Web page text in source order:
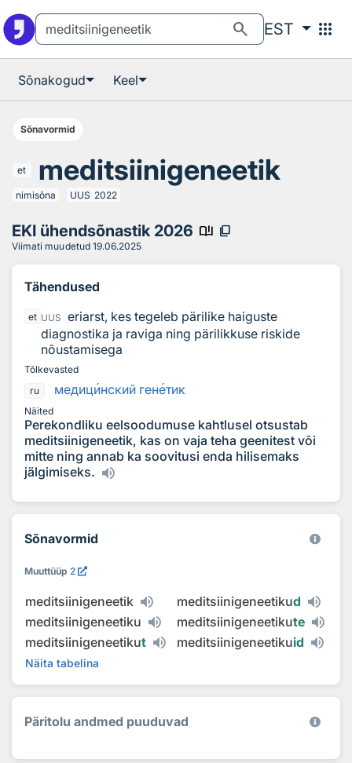
search EST apps
Sõnakogud Keel
Sõnavormid
et meditsiinigeneetik
nimisõna UUS 2022
EKI ühendsõnastik 2026 book_ribbon content_copy
Viimati muudetud 19.06.2025
Tähendused
et UUS
eriarst, kes tegeleb pärilike haiguste
diagnostika ja raviga ning pärilikkuse riskide
nõustamisega
Tõlkevasted
ru
медицинский генетик
Näited
Perekondliku eelsoodumuse kahtlusel otsustab
meditsiinigeneetik, kas on vaja teha geenitest või
mitte ning annab ka soovitusi enda hilisemaks
jälgimiseks.
Sõnavormid
Muuttüüp 2
meditsiinigeneetik meditsiinigeneetikud
meditsiinigeneetiku
meditsiinigeneetikute
meditsiinigeneetikut meditsiinigeneetikuid
Näita tabelina
Päritolu andmed puuduvad